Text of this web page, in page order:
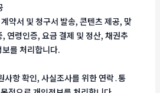
약서 및 청구서 발송, 콘텐츠 제공, 맞
연령인증, 요금 결제 및 정산, 채권추
를 처리합니다.
사항 확인, 사실조사를 위한 연락․통